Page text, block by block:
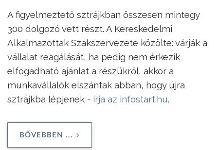
A figyelmeztető sztrájkban összesen mintegy
300 dolgozó vett részt. A Kereskedelmi
Alkalmazottak Szakszervezete közölte: várják a
vállalat reagálását, ha pedig nem érkezik
elfogadható ajánlat a részükről, akkor a
munkavállalók elszántak abban, hogy újra
sztrájkba lépjenek - írja az infostart.hu.
BŐVEBBEN ...